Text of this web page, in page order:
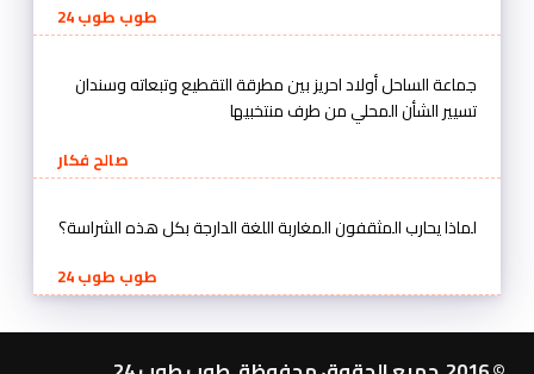
طوب طوب 24
جماعة الساحل أولاد احريز بين مطرقة التقطيع وتبعاته وسندان
تسيير الشأن المحلي من طرف منتخبيها
صالح فكار
لماذا يحارب المثقفون المغاربة اللغة الدارجة بكل هذه الشراسة؟
طوب طوب 24